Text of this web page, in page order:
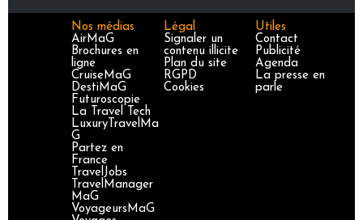
Nos médias
AirMaG
Brochures en
ligne
CruiseMaG
DestiMaG
Futuroscopie
La Travel Tech
LuxuryTravelMa
G
Partez en
France
TravelJobs
TravelManager
MaG
VoyageursMaG
Légal
Signaler un
contenu illicite
Plan du site
RGPD
Cookies
Utiles
Contact
Publicité
Agenda
La presse en
parle